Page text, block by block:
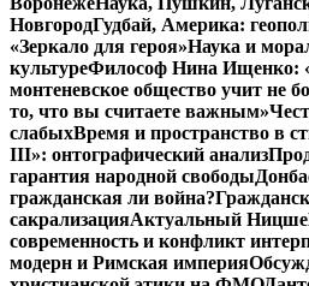
НовгородГудбай, Америка:
«Зеркало для героя»Наука и
культуреФилософ Нина Ищенко:
монтеневское общество учит не
то, что вы считаете важным»
слабыхВремя и пространство в
III»: онтографический анализ
гарантия народной свободы
гражданская ли война?
сакрализацияАктуальный Ницше
современность и конфликт
модерн и Римская империя